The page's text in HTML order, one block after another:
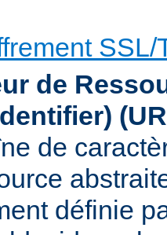
SSL/
de
de
définie